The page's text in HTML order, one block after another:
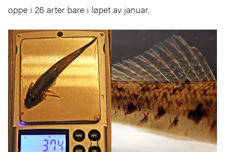
oppe i 26 arter bare i løpet av januar.